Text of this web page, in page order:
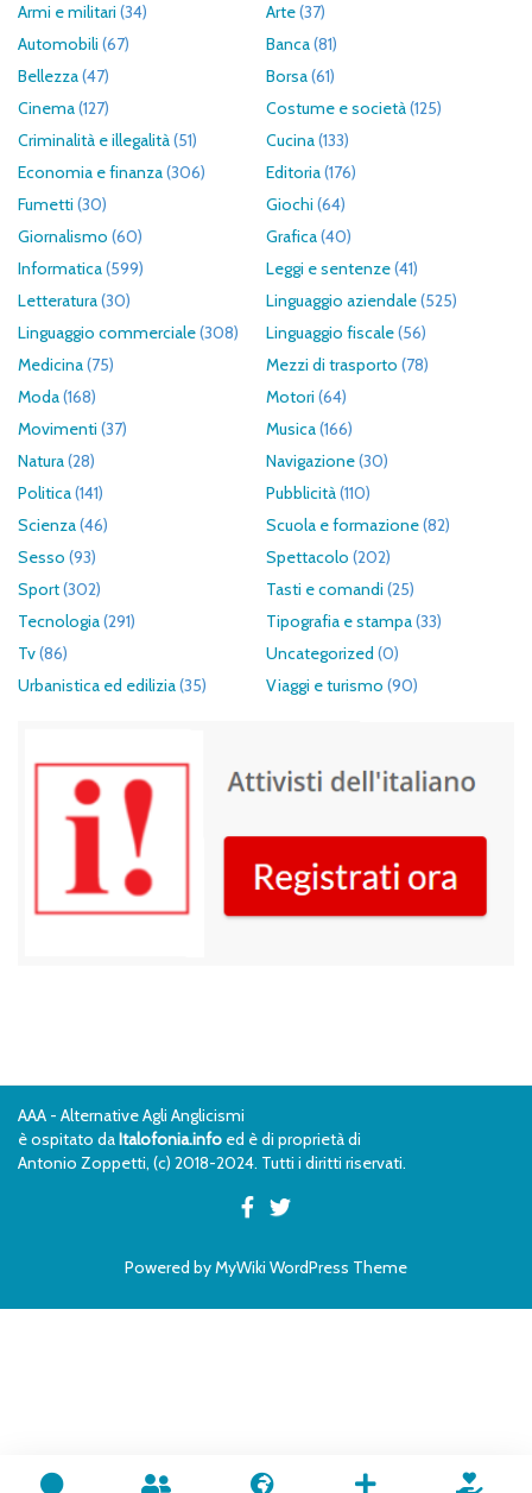
Armi e militari (34) Arte(37)
Automobili (67) Banca(81)
Bellezza(47) Borsa(61)
Cinema(127) Costume e società(125)
Criminalità e illegalità(51) Cucina(133)
Economia e finanza(306) Editoria(176)
Fumetti (30) Giochi (64)
Giornalismo (60) Grafica(40)
Informatica(599) Leggi e sentenze(41)
Letteratura(30) Linguaggio aziendale(525)
Linguaggio commerciale(308) Linguaggio fiscale(56)
Medicina(75) Mezzi di trasporto (78)
Moda(168) Motori (64)
Movimenti (37) Musica(166)
Natura(28) Navigazione(30)
Politica(141) Pubblicità(110)
Scienza(46) Scuola e formazione(82)
Sesso (93) Spettacolo (202)
Sport(302) Tasti e comandi (25)
Tecnologia(291) Tipografia e stampa(33)
Tv(86) Uncategorized (0)
Urbanistica ed edilizia(35) Viaggi e turismo (90)
AAA - Alternative Agli Anglicismi
è ospitato daItalofonia.info ed è di proprietà di
Antonio Zoppetti, (c) 2018-2024. Tutti i diritti riservati.
Powered byMyWiki WordPress Theme